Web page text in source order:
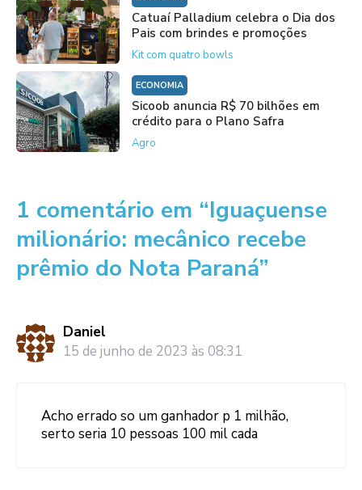
Catuaí Palladium celebra o Dia dos
Pais com brindes e promoções
Kit com quatro bowls
ECONOMIA
Sicoob anuncia R$ 70 bilhões em
crédito para o Plano Safra
Agro
1 comentário em “Iguaçuense
milionário: mecânico recebe
prêmio do Nota Paraná”
Daniel
15 de junho de 2023 às 08:31
Acho errado so um ganhador p 1 milhão,
serto seria 10 pessoas 100 mil cada